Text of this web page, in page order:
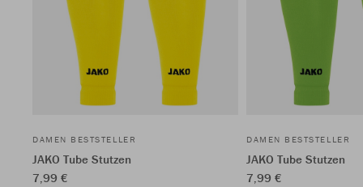
DAMEN BESTSTELLER
JAKO Tube Stutzen
7,99 €
DAMEN BESTSTELLER
JAKO Tube Stutzen
7,99 €